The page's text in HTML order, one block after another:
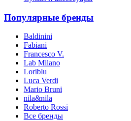
Популярные бренды
Baldinini
Fabiani
Francesco V.
Lab Milano
Loriblu
Luca Verdi
Mario Bruni
nila&nila
Roberto Rossi
Все бренды